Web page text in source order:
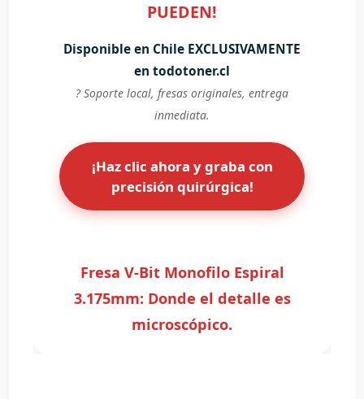
PUEDEN!
Disponible en Chile EXCLUSIVAMENTE
en todotoner.cl
? Soporte local, fresas originales, entrega
inmediata.
¡Haz clic ahora y graba con
precisión quirúrgica!
Fresa V-Bit Monofilo Espiral
3.175mm: Donde el detalle es
microscópico.